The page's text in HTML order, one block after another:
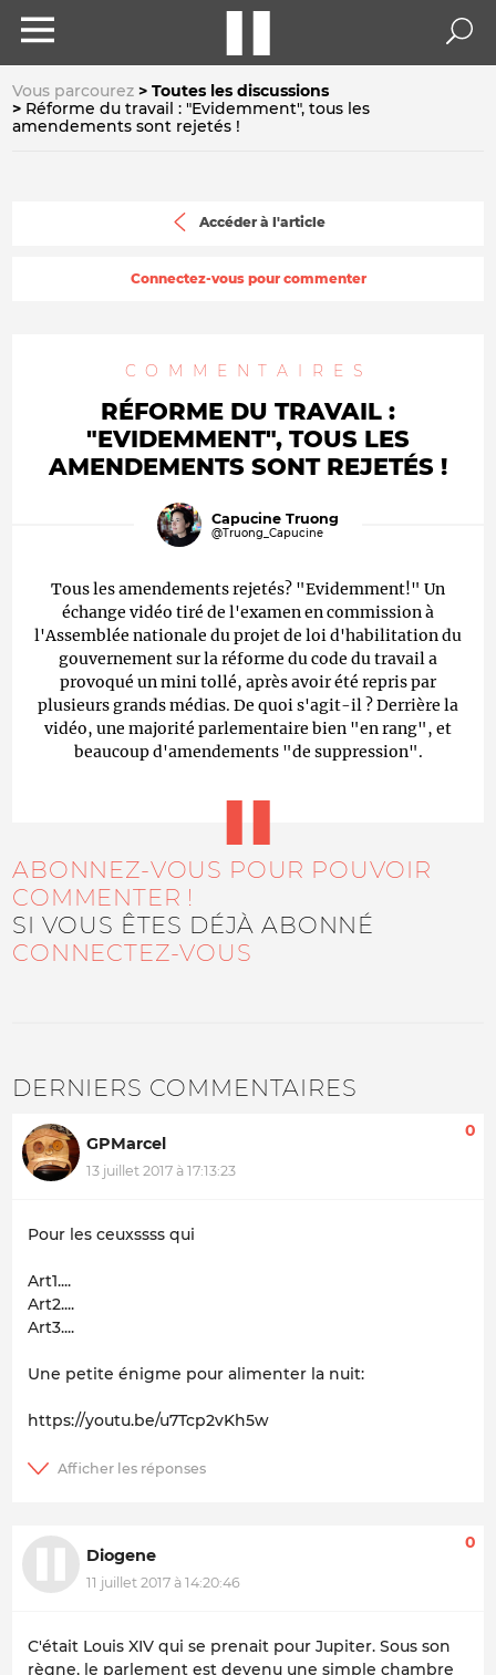
Vous parcourez
Toutes les discussions
Réforme du travail : "Evidemment", tous les
amendements sont rejetés !
Accéder à l'article
Connectez-vous pour commenter
COMMENTAIRES
RÉFORME DU TRAVAIL :
"EVIDEMMENT", TOUS LES
AMENDEMENTS SONT REJETÉS !
Capucine Truong
@Truong_Capucine
Tous les amendements rejetés? "Evidemment!" Un
échange vidéo tiré de l'examen en commission à
l'Assemblée nationale du projet de loi d'habilitation du
gouvernement sur la réforme du code du travail a
provoqué un mini tollé, après avoir été repris par
plusieurs grands médias. De quoi s'agit-il ? Derrière la
vidéo, une majorité parlementaire bien "en rang", et
beaucoup d'amendements "de suppression".
ABONNEZ-VOUS POUR POUVOIR
COMMENTER !
SI VOUS ÊTES DÉJÀ ABONNÉ
CONNECTEZ-VOUS
DERNIERS COMMENTAIRES
GPMarcel
13 juillet 2017 à 17:13:23
0
Pour les ceuxssss qui
Art1....
Art2....
Art3....
Une petite énigme pour alimenter la nuit:
https://youtu.be/u7Tcp2vKh5w
Diogene
11 juillet 2017 à 14:20:46
0
C'était Louis XIV qui se prenait pour Jupiter. Sous son
règne, le parlement est devenu une simple chambre